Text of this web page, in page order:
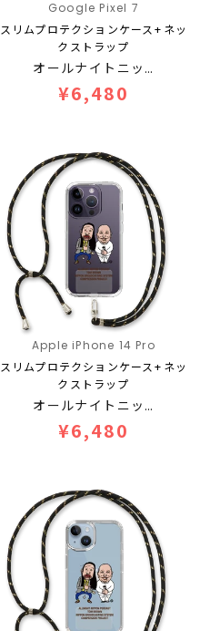
Google Pixel 7
スリムプロテクションケース+ネッ
クストラップ
オールナイトニッ…
¥6,480
Apple iPhone 14 Pro
スリムプロテクションケース+ネッ
クストラップ
オールナイトニッ…
¥6,480